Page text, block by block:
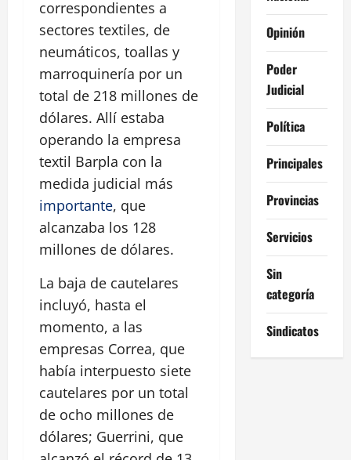
correspondientes a
sectores textiles, de
neumáticos, toallas y
marroquinería por un
total de 218 millones de
dólares. Allí estaba
operando la empresa
textil Barpla con la
medida judicial más
importante, que
alcanzaba los 128
millones de dólares.
La baja de cautelares
incluyó, hasta el
momento, a las
empresas Correa, que
había interpuesto siete
cautelares por un total
de ocho millones de
dólares; Guerrini, que
Opinión
Poder
Judicial
Política
Principales
Provincias
Servicios
Sin
categoría
Sindicatos